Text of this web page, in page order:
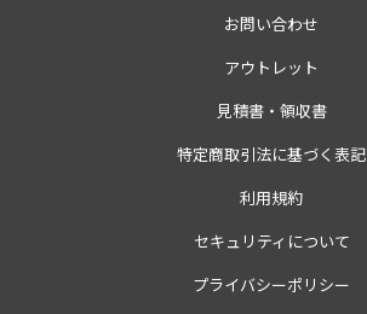
お問い合わせ
アウトレット
見積書・領収書
特定商取引法に基づく表記
利用規約
セキュリティについて
プライバシーポリシー